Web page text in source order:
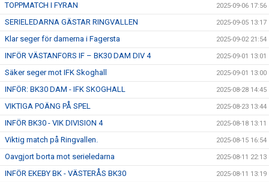
TOPPMATCH I FYRAN 2025-09-06 17:56
SERIELEDARNA GÄSTAR RINGVALLEN 2025-09-05 13:17
Klar seger för damerna i Fagersta 2025-09-02 21:54
INFÖR VÄSTANFORS IF – BK30 DAM DIV 4 2025-09-01 13:01
Säker seger mot IFK Skoghall 2025-09-01 13:00
INFÖR: BK30 DAM - IFK SKOGHALL 2025-08-28 14:45
VIKTIGA POÄNG PÅ SPEL 2025-08-23 13:44
INFÖR BK30 - VIK DIVISION 4 2025-08-18 13:11
Viktig match på Ringvallen. 2025-08-15 16:54
Oavgjort borta mot serieledarna 2025-08-11 22:13
INFÖR EKEBY BK - VÄSTERÅS BK30 2025-08-11 13:19